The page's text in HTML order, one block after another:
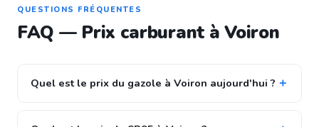
QUESTIONS FRÉQUENTES
FAQ — Prix carburant à Voiron
Quel est le prix du gazole à Voiron aujourd'hui ?